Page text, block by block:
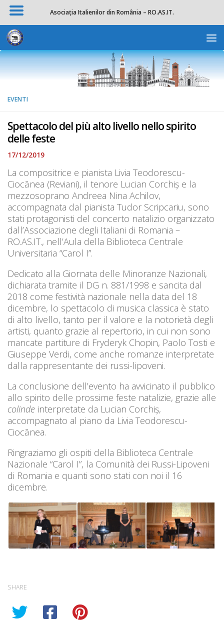
Apri la
Salta al contenuto
EVENTI
Spettacolo del più alto livello nello spirito
delle feste
17/12/2019
La compositrice e pianista Livia Teodorescu-
Ciocănea (Reviani), il tenore Lucian Corchiș e la
mezzosoprano Andreea Nina Achilov,
accompagnata dal pianista Tudor Scripcariu, sono
stati protagonisti del concerto natalizio organizzato
dall’Associazione degli Italiani di Romania –
RO.AS.IT., nell’Aula della Biblioteca Centrale
Universitaria “Carol I”.
Dedicato alla Giornata delle Minoranze Nazionali,
dichiarata tramite il DG n. 881/1998 e sancita dal
2018 come festività nazionale nella data del 18
dicembre, lo spettacolo di musica classica è stato
di alto livello, tanto per il valore e la notorietà degli
artisti, quanto grazie al repertorio, in cui non sono
mancate partiture di Fryderyk Chopin, Paolo Tosti e
Giuseppe Verdi, come anche romanze interpretate
dalla rappresentante dei russi-lipoveni.
La conclusione dell’evento ha avvicinato il pubblico
allo spirito delle prossime feste natalizie, grazie alle
colinde interpretate da Lucian Corchiș,
accompagnato al piano da Livia Teodorescu-
Ciocănea.
Ringraziamo gli ospiti della Biblioteca Centrale
Nazionale “Carol I”, la Comunità dei Russi-Lipoveni
di Romania e quanti sono stati con noi il 16
dicembre.
SHARE
Asociația Italienilor din România – RO.AS.IT.